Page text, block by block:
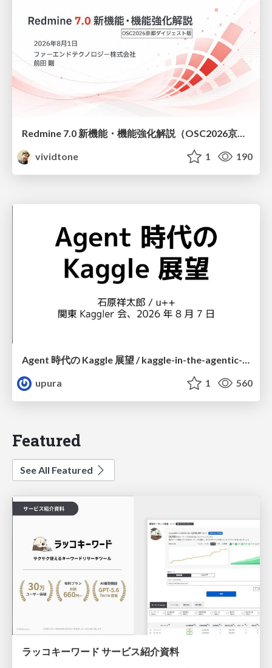
vividtone
1 190
Agent 時代の Kaggle 展望 / kaggle-in-the-agentic-era
upura
1 560
Featured
See All Featured
ラッコキーワード サービス紹介資料